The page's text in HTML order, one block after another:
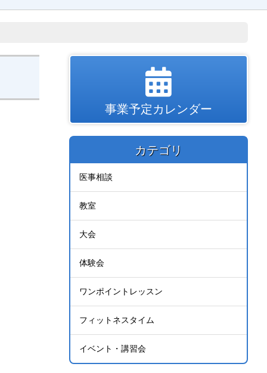
事業予定カレンダー
カテゴリ
医事相談
教室
大会
体験会
ワンポイントレッスン
フィットネスタイム
イベント・講習会